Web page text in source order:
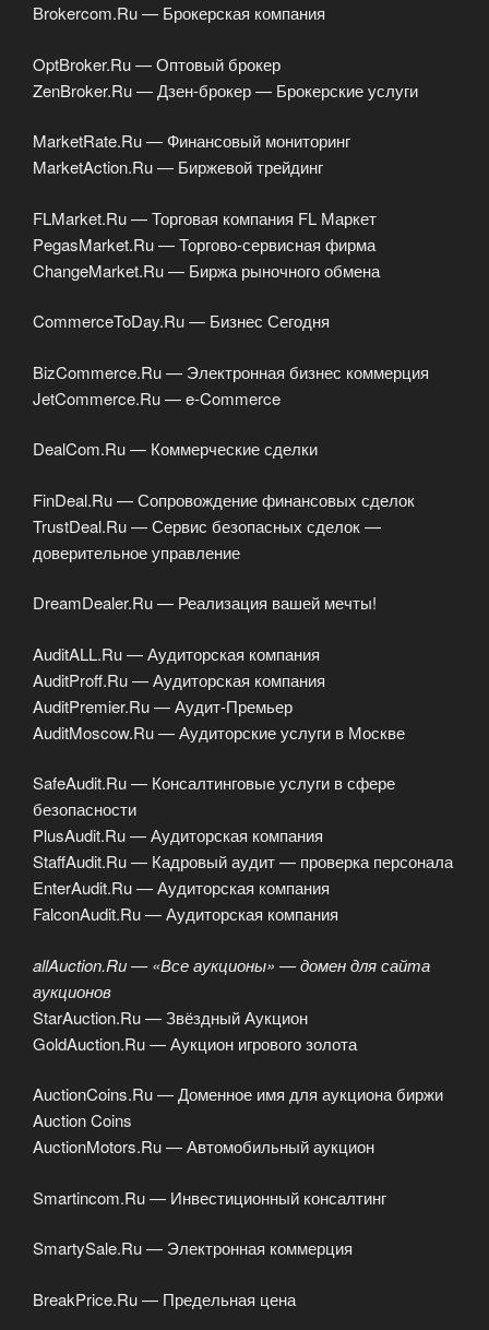
Brokercom.Ru — Брокерская компания
OptBroker.Ru — Оптовый брокер
ZenBroker.Ru — Дзен-брокер — Брокерские услуги
MarketRate.Ru — Финансовый мониторинг
MarketAction.Ru — Биржевой трейдинг
FLMarket.Ru — Торговая компания FL Маркет
PegasMarket.Ru — Торгово-сервисная фирма
ChangeMarket.Ru — Биржа рыночного обмена
CommerceToDay.Ru — Бизнес Сегодня
BizCommerce.Ru — Электронная бизнес коммерция
JetCommerce.Ru — e-Commerce
DealCom.Ru — Коммерческие сделки
FinDeal.Ru — Сопровождение финансовых сделок
TrustDeal.Ru — Сервис безопасных сделок —
доверительное управление
DreamDealer.Ru — Реализация вашей мечты!
AuditALL.Ru — Аудиторская компания
AuditProff.Ru — Аудиторская компания
AuditPremier.Ru — Аудит-Премьер
AuditMoscow.Ru — Аудиторские услуги в Москве
SafeAudit.Ru — Консалтинговые услуги в сфере
безопасности
PlusAudit.Ru — Аудиторская компания
StaffAudit.Ru — Кадровый аудит — проверка персонала
EnterAudit.Ru — Аудиторская компания
FalconAudit.Ru — Аудиторская компания
allAuction.Ru — «Все аукционы» — домен для сайта
аукционов
StarAuction.Ru — Звёздный Аукцион
GoldAuction.Ru — Аукцион игрового золота
AuctionCoins.Ru — Доменное имя для аукциона биржи
Auction Coins
AuctionMotors.Ru — Автомобильный аукцион
Smartincom.Ru — Инвестиционный консалтинг
SmartySale.Ru — Электронная коммерция
BreakPrice.Ru — Предельная цена